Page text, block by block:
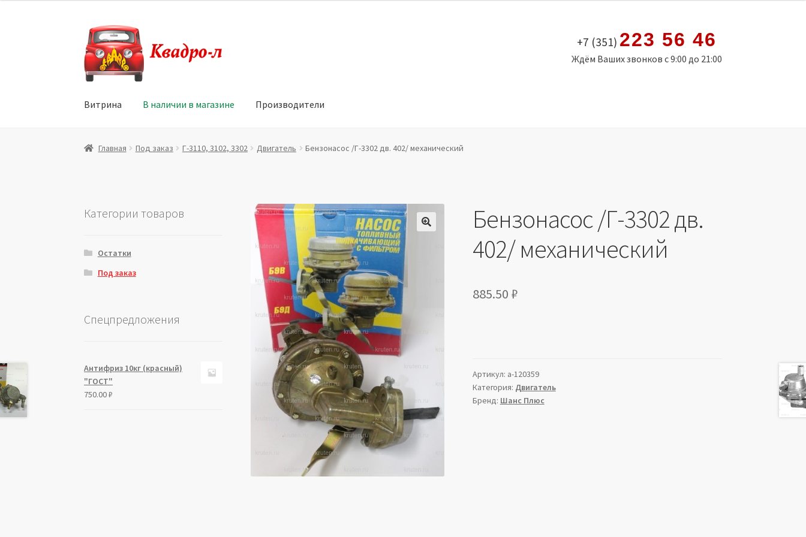
Перейти
к
навигации
Перейти
к
содержимому
+7 (351) 223 56 46
Ждём Ваших звонков с 9:00 до 21:00
Витрина В наличии в магазине Производители
Главная Витрина Мой аккаунтПолитика в отношении обработки персональных данныхПроизводители
Главная Под заказ Г-3110, 3102, 3302 Двигатель Бензонасос /Г-3302 дв. 402/ механический
Бензонасос /Г-3302 дв.
402/ механический
885.50 ₽
Артикул: a-120359
Категория: Двигатель
Бренд: Шанс Плюс
Категории товаров
Остатки
Под заказ
Спецпредложения
Антифриз 10кг (красный)
"ГОСТ"
750.00₽